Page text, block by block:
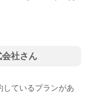
社さん
しているプランがあ